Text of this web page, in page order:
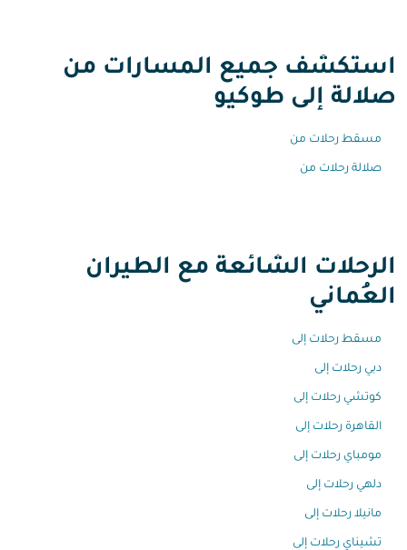
استكشف جميع المسارات من
صلالة إلى طوكيو
مسقط رحلات من
صلالة رحلات من
الرحلات الشائعة مع الطيران
العُماني
مسقط رحلات إلى
دبي رحلات إلى
كوتشي رحلات إلى
القاهرة رحلات إلى
مومباي رحلات إلى
دلهي رحلات إلى
مانيلا رحلات إلى
تشيناي رحلات إلى